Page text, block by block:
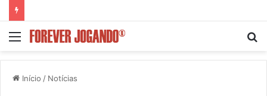
Menu
Início / Notícias